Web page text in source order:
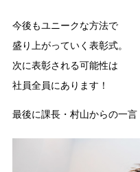
今後もユニークな方法で
盛り上がっていく表彰式。
次に表彰される可能性は
社員全員にあります！
最後に課長・村山からの一言